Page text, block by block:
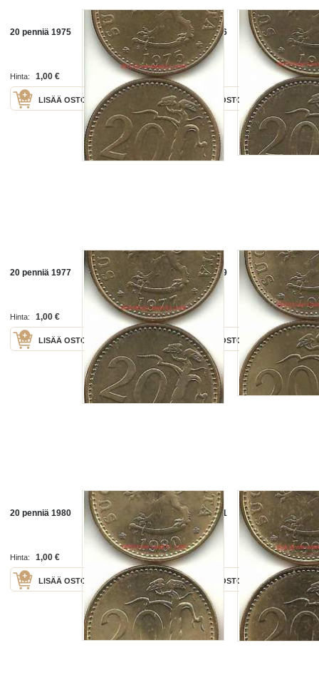
20 penniä 1975
Hinta: 1,00 €
LISÄÄ OSTOSKORIIN
20 penniä 1976
Hinta: 1,00 €
LISÄÄ OSTOSKORIIN
20 penniä 1977
Hinta: 1,00 €
LISÄÄ OSTOSKORIIN
20 penniä 1979
Hinta: 1,00 €
LISÄÄ OSTOSKORIIN
20 penniä 1980
Hinta: 1,00 €
LISÄÄ OSTOSKORIIN
20 penniä 1981
Hinta: 1,00 €
LISÄÄ OSTOSKORIIN